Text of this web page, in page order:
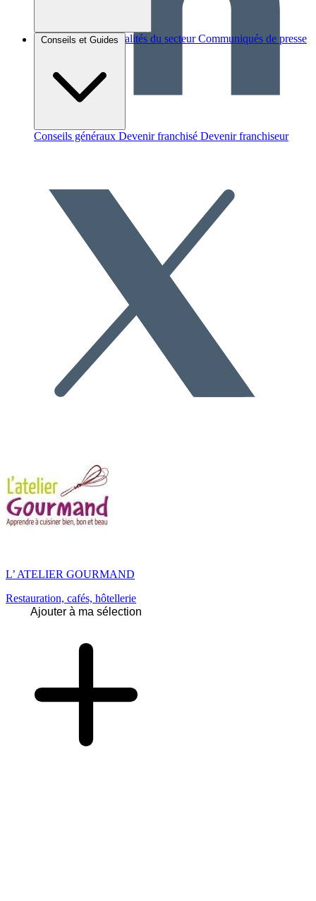
Brèves et actus Actualités du secteur Communiqués de presse
Conseils et Guides
Conseils généraux Devenir franchisé Devenir franchiseur
L’ ATELIER GOURMAND
Restauration, cafés, hôtellerie
Ajouter à ma sélection